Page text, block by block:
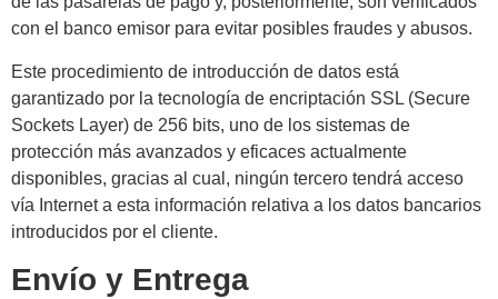
con el banco emisor para evitar posibles fraudes y abusos.
Este procedimiento de introducción de datos está
garantizado por la tecnología de encriptación SSL (Secure
Sockets Layer) de 256 bits, uno de los sistemas de
protección más avanzados y eficaces actualmente
disponibles, gracias al cual, ningún tercero tendrá acceso
vía Internet a esta información relativa a los datos bancarios
introducidos por el cliente.
Envío y Entrega